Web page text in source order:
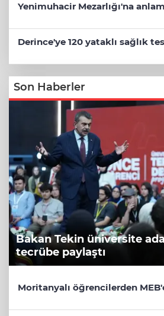
Yenimuhacir Mezarlığı'na
Derince'ye 120 yataklı sağlık
Son Haberler
Bakan Tekin üniversite
tecrübe paylaştı
Moritanyalı öğrencilerden